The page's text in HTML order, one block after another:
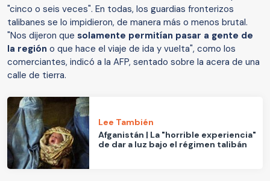
"cinco o seis veces". En todas, los guardias fronterizos
talibanes se lo impidieron, de manera más o menos brutal.
"Nos dijeron que solamente permitían pasar a gente de
la región o que hace el viaje de ida y vuelta", como los
comerciantes, indicó a la AFP, sentado sobre la acera de una
calle de tierra.
Lee También
Afganistán | La "horrible experiencia"
de dar a luz bajo el régimen talibán